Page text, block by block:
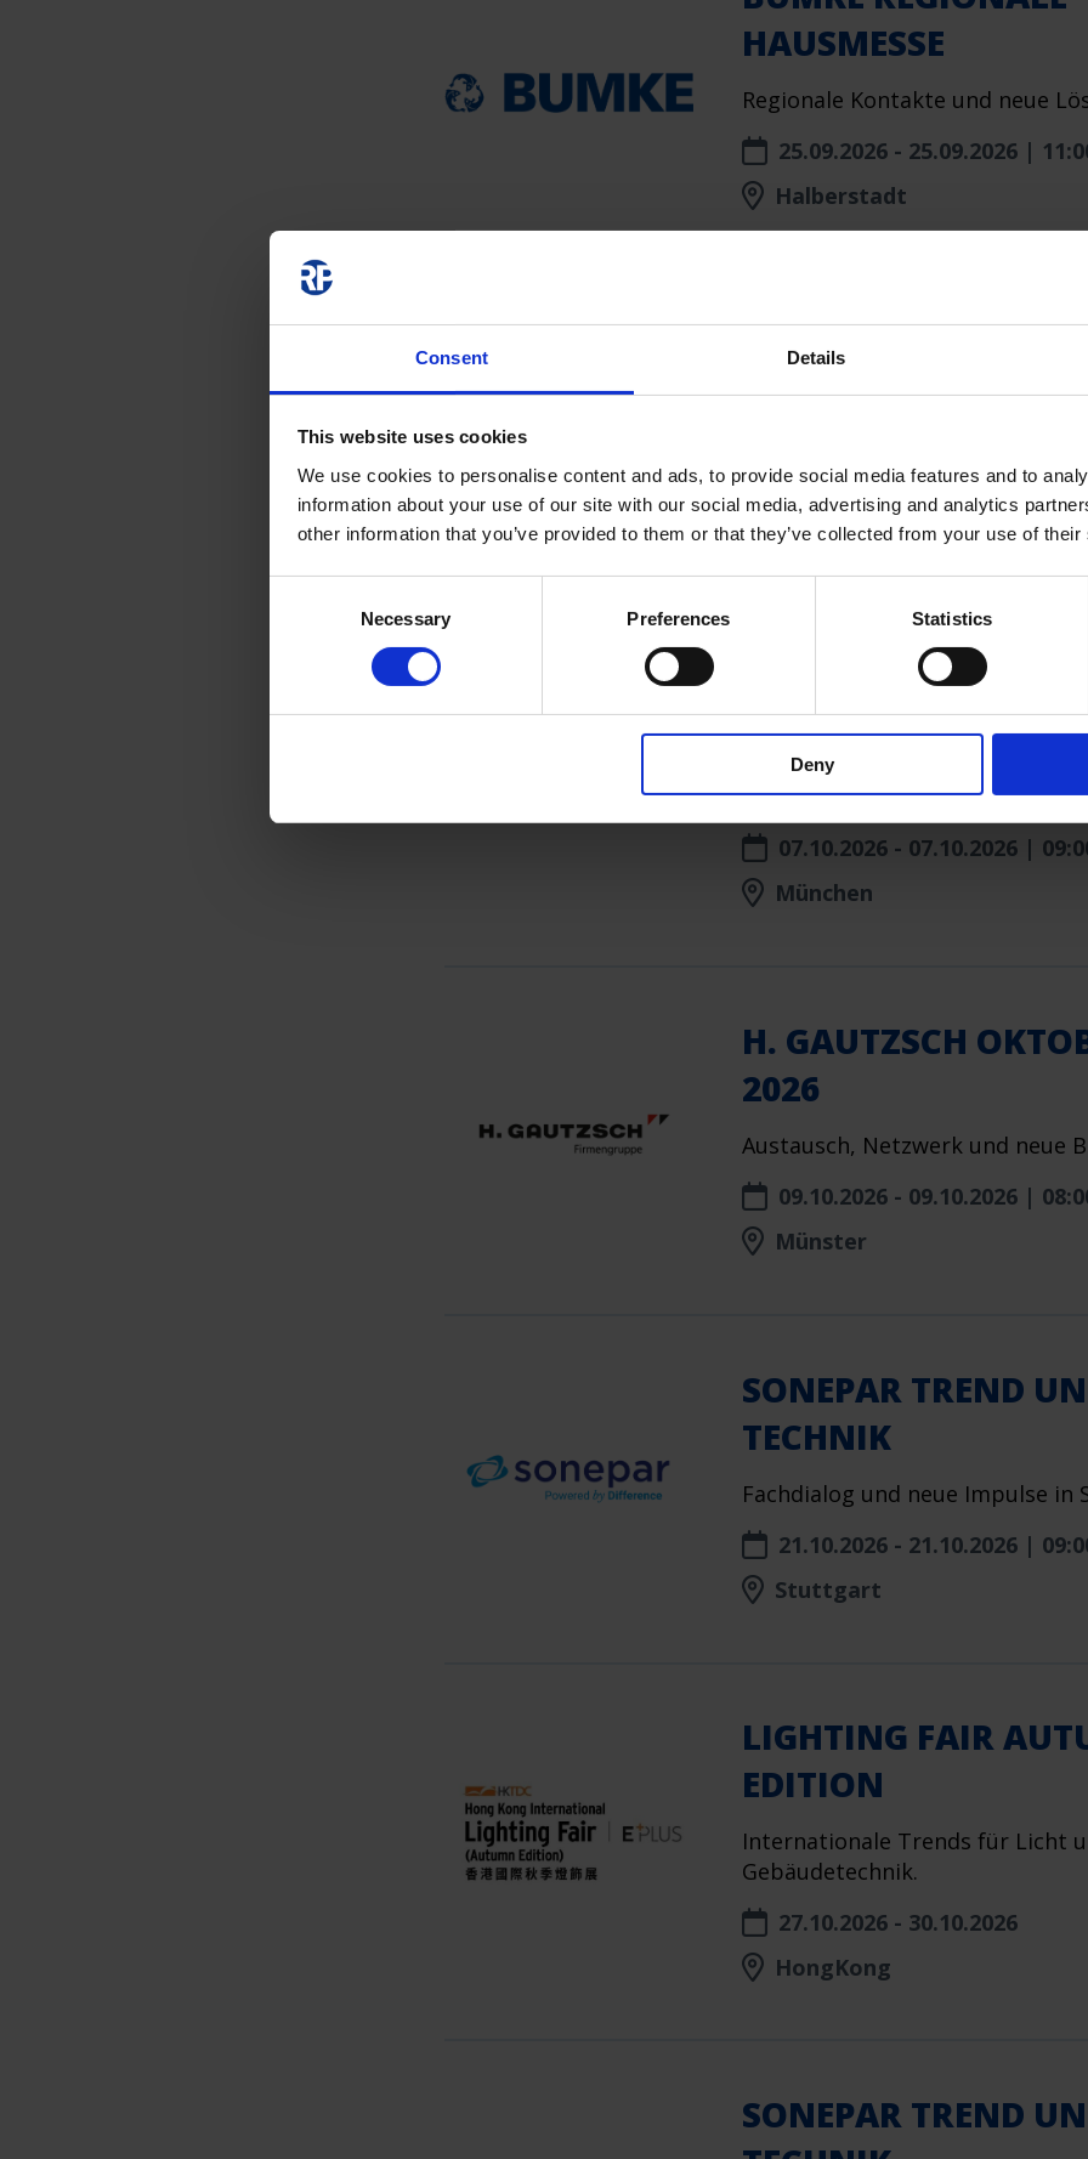
Consent Details
This website uses cookies
We use cookies to personalise content and ads, to provide social media features and to
information about your use of our site with our social media, advertising and analytics
other information that you’ve provided to them or that they’ve collected from your use of
Necessary Preferences Statistics
Deny
HAUSMESSE
Regionale Kontakte und neue
25.09.2026 - 25.09.2026 |
Halberstadt
HERBSTMESSE
25.09.2026 - 25.09.2026
Bindlach
SONEPAR TREND UND
TECHNIK
Fachdialog und neue Impulse in
07.10.2026 - 07.10.2026 |
München
H. GAUTZSCH
2026
Austausch, Netzwerk und neue
09.10.2026 - 09.10.2026 |
Münster
SONEPAR TREND
TECHNIK
Fachdialog und neue Impulse in
21.10.2026 - 21.10.2026 |
Stuttgart
LIGHTING FAIR
EDITION
Internationale Trends für Licht
Gebäudetechnik.
27.10.2026 - 30.10.2026
HongKong
SONEPAR TREND